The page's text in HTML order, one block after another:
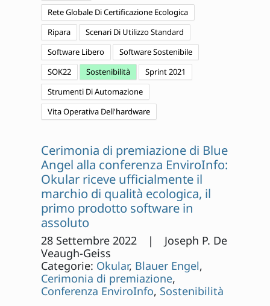
Rete Globale Di Certificazione Ecologica
Ripara
Scenari Di Utilizzo Standard
Software Libero
Software Sostenibile
SOK22
Sostenibilità
Sprint 2021
Strumenti Di Automazione
Vita Operativa Dell'hardware
Cerimonia di premiazione di Blue
Angel alla conferenza EnviroInfo:
Okular riceve ufficialmente il
marchio di qualità ecologica, il
primo prodotto software in
assoluto
28 Settembre 2022 | Joseph P. De
Veaugh-Geiss
Categorie: Okular, Blauer Engel,
Cerimonia di premiazione,
Conferenza EnviroInfo, Sostenibilità